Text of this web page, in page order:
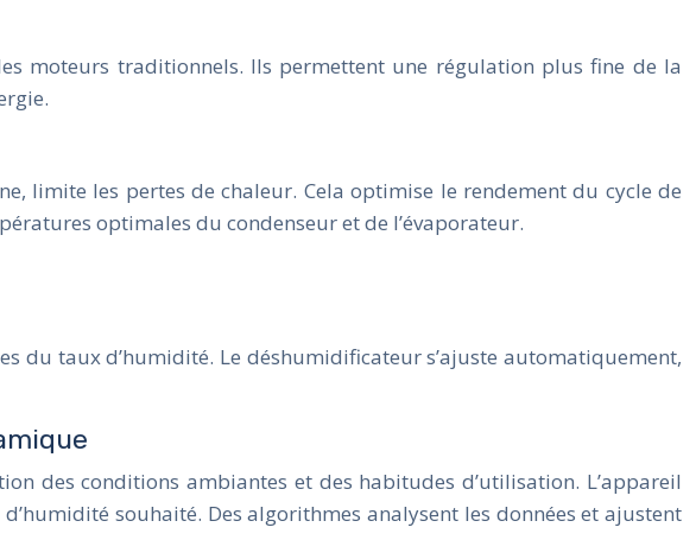
moteurs traditionnels. Ils permettent une régulation plus fine de la
limite les pertes de chaleur. Cela optimise le rendement du cycle de
optimales du condenseur et de l’évaporateur.
du taux d’humidité. Le déshumidificateur s’ajuste automatiquement,
des conditions ambiantes et des habitudes d’utilisation. L’appareil
souhaité. Des algorithmes analysent les données et ajustent